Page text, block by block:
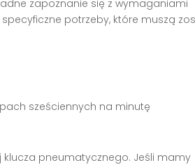
zapoznanie się z wymaganiami
potrzeby, które muszą
sześciennych na minutę
klucza pneumatycznego. Jeśli mamy